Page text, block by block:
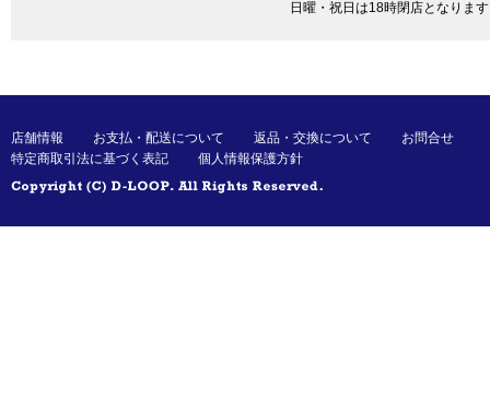
日曜・祝日は18時閉店となりま
店舗情報 お支払・配送について 返品・交換について
お問合せ
特定商取引法に基づく表記
個人情報保護方針